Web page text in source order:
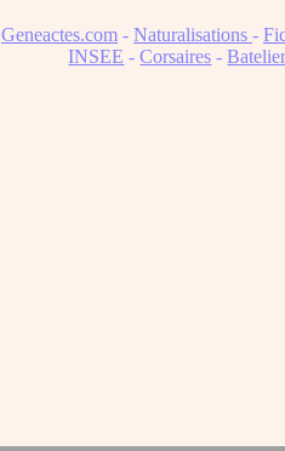
Geneactes.com - Naturalisations -
INSEE -Corsaires -